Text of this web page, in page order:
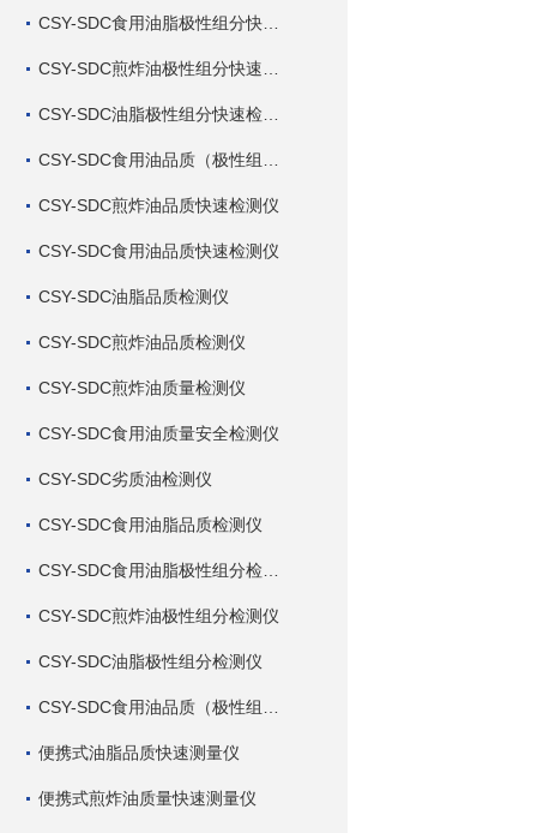
CSY-SDC煎炸油品质快速检测仪
CSY-SDC食用油品质快速检测仪
CSY-SDC油脂品质检测仪
CSY-SDC煎炸油品质检测仪
CSY-SDC煎炸油质量检测仪
CSY-SDC食用油质量安全检测仪
CSY-SDC劣质油检测仪
CSY-SDC食用油脂品质检测仪
CSY-SDC煎炸油极性组分检测仪
CSY-SDC油脂极性组分检测仪
便携式油脂品质快速测量仪
便携式煎炸油质量快速测量仪